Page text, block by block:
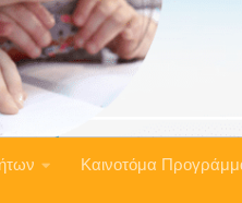
Καινοτόμα